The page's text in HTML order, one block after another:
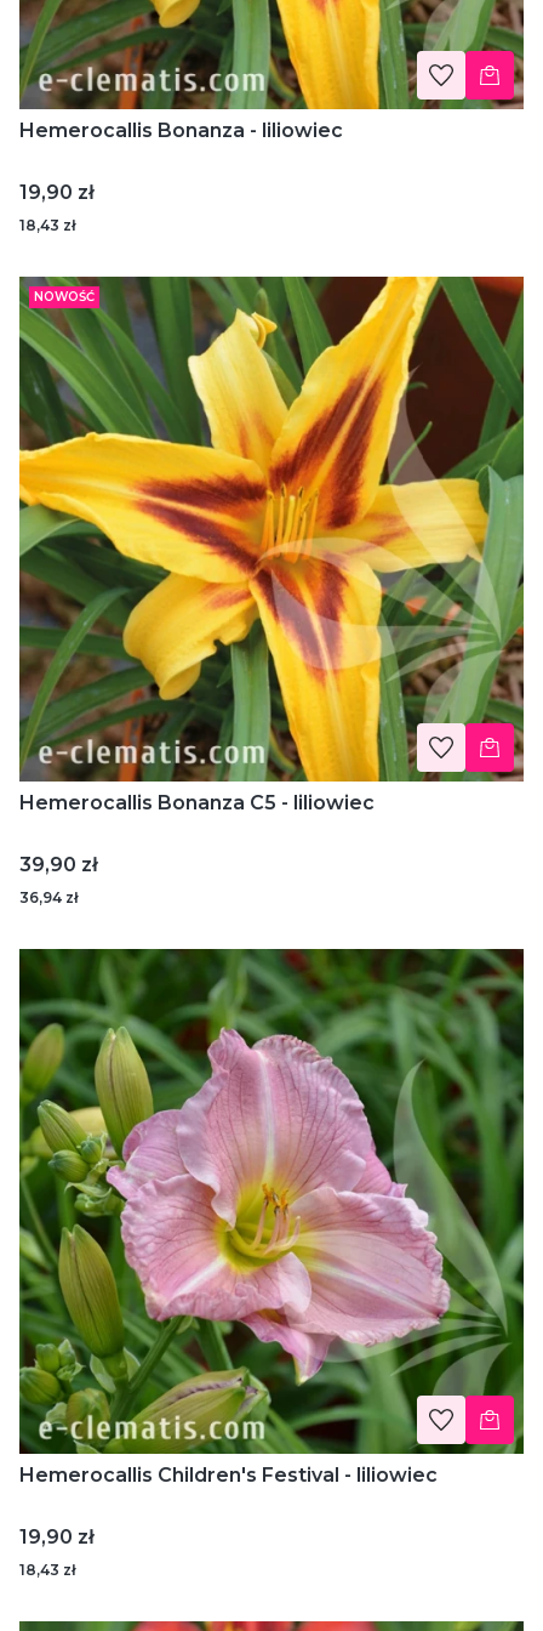
Hemerocallis Bonanza - liliowiec
Cena
19,90 zł
18,43 zł
NOWOŚĆ
Hemerocallis Bonanza C5 - liliowiec
Cena
39,90 zł
36,94 zł
Hemerocallis Children's Festival - liliowiec
Cena
19,90 zł
18,43 zł